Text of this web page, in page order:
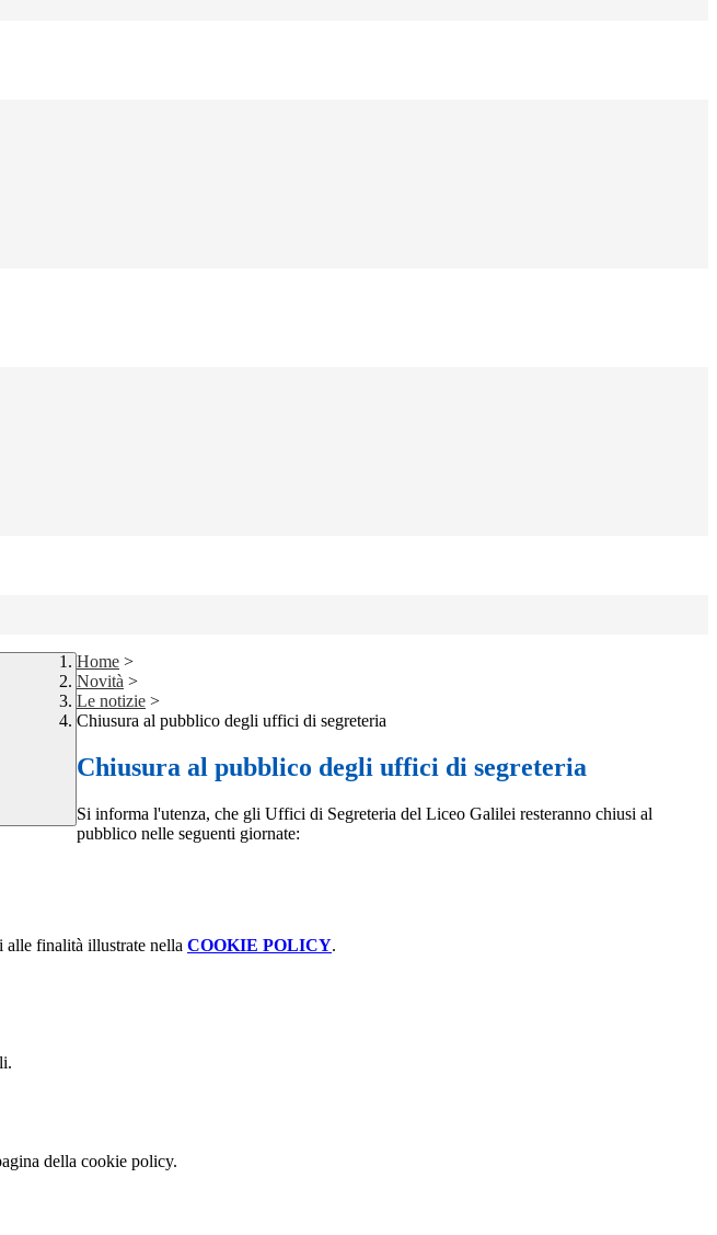
Home >
Novità >
Le notizie >
Chiusura al pubblico degli uffici di segreteria
Chiusura al pubblico degli uffici di segreteria
Si informa l'utenza, che gli Uffici di Segreteria del Liceo Galilei resteranno chiusi al
pubblico nelle seguenti giornate:
alle finalità illustrate nella COOKIE POLICY.
della cookie policy.